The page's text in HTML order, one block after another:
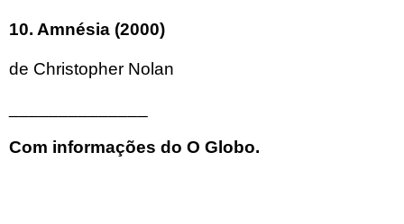
10. Amnésia (2000)
de Christopher Nolan
Com informações do O Globo.